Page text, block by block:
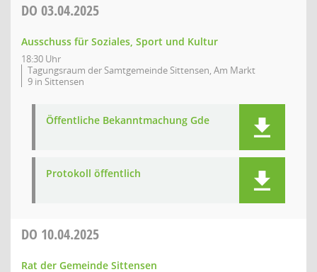
DO 03.04.2025
Ausschuss für Soziales, Sport und Kultur
18:30 Uhr
Tagungsraum der Samtgemeinde Sittensen, Am Markt
9 in Sittensen
Öffentliche Bekanntmachung Gde
Protokoll öffentlich
DO 10.04.2025
Rat der Gemeinde Sittensen